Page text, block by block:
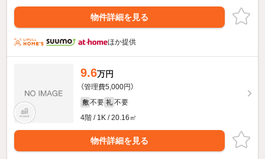
物件詳細を見る
ほか提供
9.6万円
（管理費5,000円）
敷 不要 礼 不要
4階 / 1K / 20.16㎡
物件詳細を見る